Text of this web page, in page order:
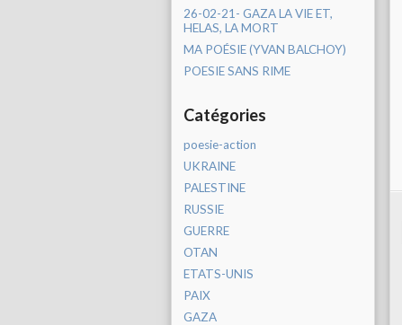
26-02-21- GAZA LA VIE ET,
HELAS, LA MORT
MA POÉSIE (YVAN BALCHOY)
POESIE SANS RIME
Catégories
poesie-action
UKRAINE
PALESTINE
RUSSIE
GUERRE
OTAN
ETATS-UNIS
PAIX
GAZA